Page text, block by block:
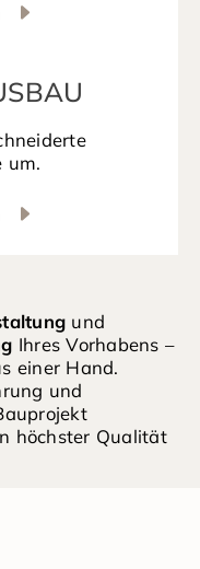
um.
und
Ihres Vorhabens –
einer Hand.
und
höchster Qualität